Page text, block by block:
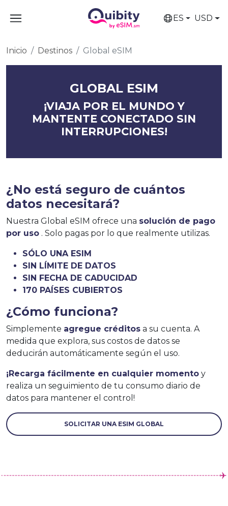
ES USD
Inicio Destinos Global eSIM
GLOBAL ESIM
¡VIAJA POR EL MUNDO Y
MANTENTE CONECTADO SIN
INTERRUPCIONES!
¿No está seguro de cuántos
datos necesitará?
Nuestra Global eSIM ofrece una solución de pago
por uso . Solo pagas por lo que realmente utilizas.
SÓLO UNA ESIM
SIN LÍMITE DE DATOS
SIN FECHA DE CADUCIDAD
170 PAÍSES CUBIERTOS
¿Cómo funciona?
Simplemente agregue créditos a su cuenta. A
medida que explora, sus costos de datos se
deducirán automáticamente según el uso.
¡Recarga fácilmente en cualquier momento y
realiza un seguimiento de tu consumo diario de
datos para mantener el control!
SOLICITAR UNA ESIM GLOBAL